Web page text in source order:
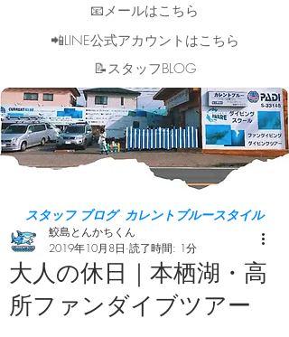
📧メールはこちら
📲LINE公式アカウントはこちら
​📝スタッフBLOG
スタッフ ブログ カレントブルースタイル
大人の休日｜本栖湖・高
所ファンダイブツアー
鮫島とんかちくん
2019年10月8日 読了時間: 1分